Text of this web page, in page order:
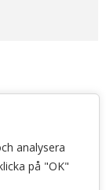
analysera
på "OK"